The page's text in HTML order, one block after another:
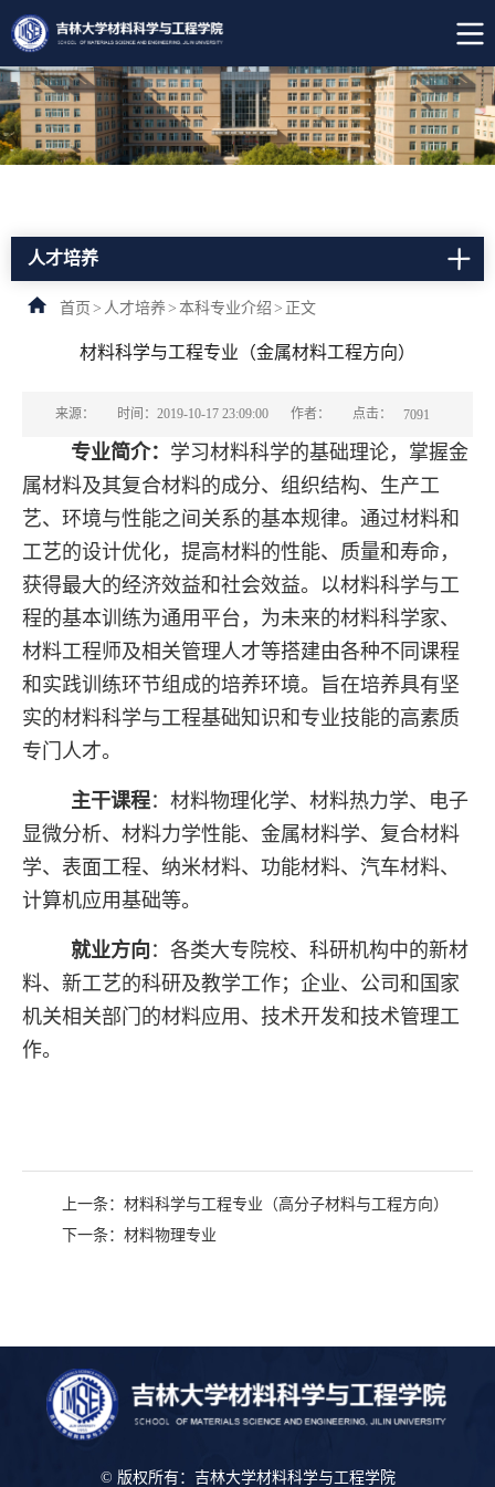
人才培养
首页 > 人才培养 > 本科专业介绍 > 正文
材料科学与工程专业（金属材料工程方向）
来源： 时间：2019-10-17 23:09:00 作者： 点击： 7091
专业简介： 学习材料科学的基础理论，掌握金
属材料及其复合材料的成分、组织结构、生产工
艺、环境与性能之间关系的基本规律。通过材料和
工艺的设计优化，提高材料的性能、质量和寿命，
获得最大的经济效益和社会效益。以材料科学与工
程的基本训练为通用平台，为未来的材料科学家、
材料工程师及相关管理人才等搭建由各种不同课程
和实践训练环节组成的培养环境。旨在培养具有坚
实的材料科学与工程基础知识和专业技能的高素质
专门人才。
主干课程：材料物理化学、材料热力学、电子
显微分析、材料力学性能、金属材料学、复合材料
学、表面工程、纳米材料、功能材料、汽车材料、
计算机应用基础等。
就业方向 ：各类大专院校、科研机构中的新材
料、新工艺的科研及教学工作；企业、公司和国家
机关相关部门的材料应用、技术开发和技术管理工
作。
上一条： 材料科学与工程专业（高分子材料与工程方向）
下一条： 材料物理专业
© 版权所有：吉林大学材料科学与工程学院